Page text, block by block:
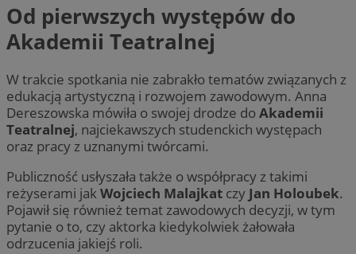
Od pierwszych występów do
Akademii Teatralnej
W trakcie spotkania nie zabrakło tematów związanych z
edukacją artystyczną i rozwojem zawodowym. Anna
Dereszowska mówiła o swojej drodze doAkademii
Teatralnej, najciekawszych studenckich występach
oraz pracy z uznanymi twórcami.
Publiczność usłyszała także o współpracy z takimi
reżyserami jakWojciech Malajkat czy Jan Holoubek.
Pojawił się również temat zawodowych decyzji, w tym
pytanie o to, czy aktorka kiedykolwiek żałowała
odrzucenia jakiejś roli.